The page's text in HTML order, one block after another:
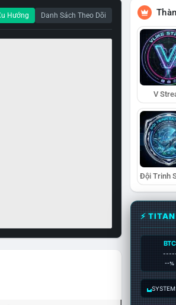
Hướng Danh Sách Theo Dõi
V
⚡
BTC
--%